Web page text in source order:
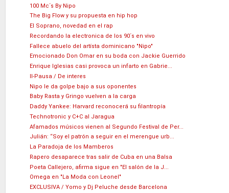
100 Mc´s By Nipo
The Big Flow y su propuesta en hip hop
El Soprano, novedad en el rap
Recordando la electronica de los 90´s en vivo
Fallece abuelo del artísta dominicano "Nipo"
Emocionado Don Omar en su boda con Jackie Guerrido
Enrique Iglesias casi provoca un infarto en Gabrie...
II-Pausa / De interes
Nipo le da golpe bajo a sus oponentes
Baby Rasta y Gringo vuelven a la carga
Daddy Yankee: Harvard reconocerá su filantropía
Technotronic y C+C al Jaragua
Afamados músicos vienen al Segundo Festival de Per...
Julián: “Soy el patrón a seguir en el merengue urb...
La Paradoja de los Mamberos
Rapero desaparece tras salir de Cuba en una Balsa
Poeta Callejero, afirma sigue en "El salón de la J...
Omega en "La Moda con Leonel"
EXCLUSIVA / Yomo y Dj Peluche desde Barcelona